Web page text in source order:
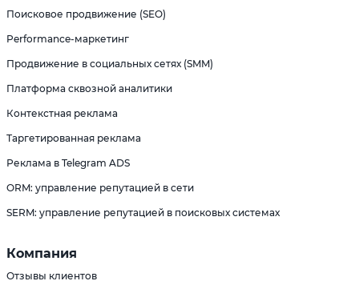
Поисковое продвижение (SEO)
Performance-маркетинг
Продвижение в социальных сетях (SMM)
Платформа сквозной аналитики
Контекстная реклама
Таргетированная реклама
Реклама в Telegram ADS
ORM: управление репутацией в сети
SERM: управление репутацией в поисковых системах
Компания
Отзывы клиентов